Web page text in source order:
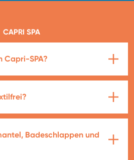
CAPRI SPA
Capri-SPA?
Badeschlappen und